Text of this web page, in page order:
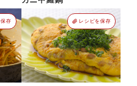
存 レシピを保存